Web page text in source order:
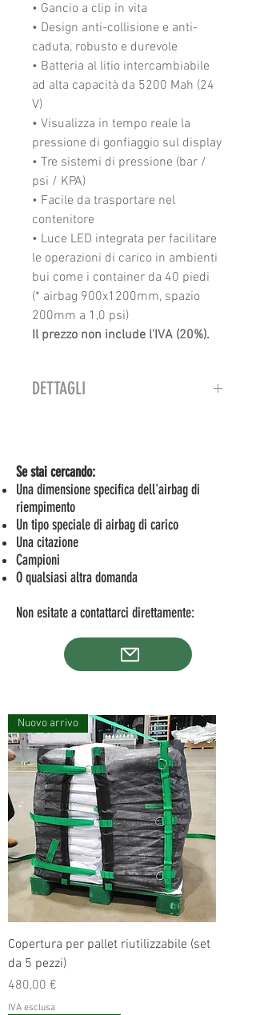
• Gancio a clip in vita
• Design anti-collisione e anti-
caduta, robusto e durevole
• Batteria al litio intercambiabile
ad alta capacità da 5200 Mah (24
V)
• Visualizza in tempo reale la
pressione di gonfiaggio sul display
• Tre sistemi di pressione (bar /
psi / KPA)
• Facile da trasportare nel
contenitore
• Luce LED integrata per facilitare
le operazioni di carico in ambienti
bui come i container da 40 piedi
(* airbag 900x1200mm, spazio
200mm a 1,0 psi)
Il prezzo non include l'IVA (20%).
DETTAGLI
elettrico portatile è la soluzione
per gonfiare i tuoi airbag di
protezione.
Nel corso degli anni abbiamo
acquisito dai nostri clienti una
conoscenza sufficiente a
comprendere molto bene le loro
Siamo orgogliosi di aver sviluppato
un gonfiatore portatile
specificamente dedicato al
gonfiaggio di airbag di protezione,
necessarie per gonfiare gli airbag
di protezione in modo rapido e
sicuro.
Se stai cercando:
Una dimensione specifica dell'airbag di
riempimento
Un tipo speciale di airbag di carico
Una citazione
Campioni
O qualsiasi altra domanda
Non esitate a contattarci direttamente:
Nuovo arrivo
Copertura per pallet riutilizzabile (set
da 5 pezzi)
Prezzo
480,00 €
IVA esclusa